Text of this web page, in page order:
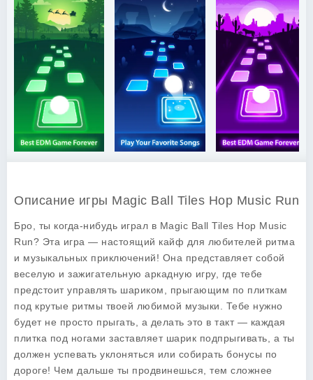
Описание игры Magic Ball Tiles Hop Music Run
Бро, ты когда-нибудь играл в Magic Ball Tiles Hop Music
Run? Эта игра — настоящий кайф для любителей ритма
и музыкальных приключений! Она представляет собой
веселую и зажигательную аркадную игру, где тебе
предстоит управлять шариком, прыгающим по плиткам
под крутые ритмы твоей любимой музыки. Тебе нужно
будет не просто прыгать, а делать это в такт — каждая
плитка под ногами заставляет шарик подпрыгивать, а ты
должен успевать уклоняться или собирать бонусы по
дороге! Чем дальше ты продвинешься, тем сложнее